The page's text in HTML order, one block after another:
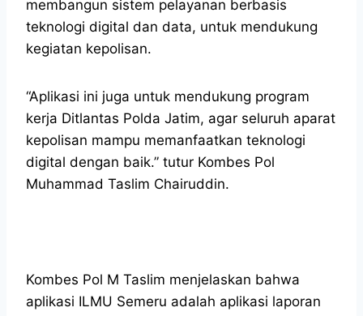
membangun sistem pelayanan berbasis
teknologi digital dan data, untuk mendukung
kegiatan kepolisan.
“Aplikasi ini juga untuk mendukung program
kerja Ditlantas Polda Jatim, agar seluruh aparat
kepolisan mampu memanfaatkan teknologi
digital dengan baik.” tutur Kombes Pol
Muhammad Taslim Chairuddin.
Kombes Pol M Taslim menjelaskan bahwa
aplikasi ILMU Semeru adalah aplikasi laporan